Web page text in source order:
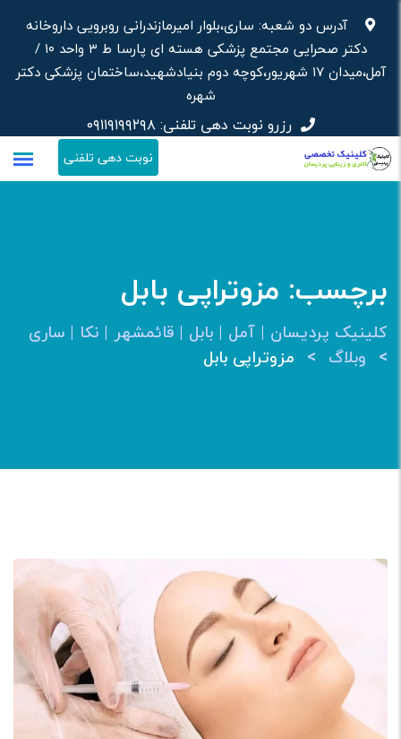
محتوا
آدرس دو شعبه: ساری،بلوار امیرمازندرانی روبرویی داروخانه‌
دکتر صحرایی مجتمع پزشکی هسته ای پارسا ط ۳ واحد ۱۰ /
آمل،میدان ۱۷ شهریور،کوچه دوم بنیادشهید،ساختمان پزشکی دکتر
شهره
رزرو نوبت دهی تلفنی:۰۹۱۱۹۱۹۹۲۹۸
نوبت دهی تلفنی
برچسب: مزوتراپی بابل
کلینیک پردیسان | آمل | بابل | قائمشهر | نکا | ساری
> وبلاگ > مزوتراپی بابل